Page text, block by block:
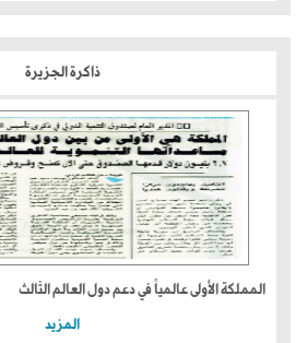
ذاكرة الجزيرة
المملكة الأولى عالمياً في دعم دول العالم الثالث
المزيد